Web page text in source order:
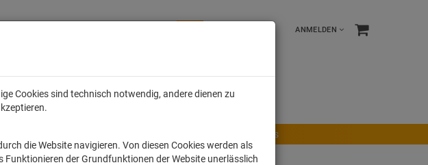
ANMELDEN
Fun Accessoires
Tonies
Cookies sind technisch notwendig, andere dienen zu
die Website navigieren. Von diesen Cookies werden als
der Grundfunktionen der Website unerlässlich